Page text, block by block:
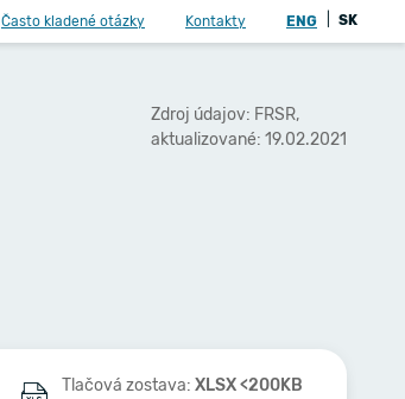
Často kladené otázky Kontakty ENG SK
Zdroj údajov: FRSR,
aktualizované: 19.02.2021
Tlačová zostava:XLSX <200KB